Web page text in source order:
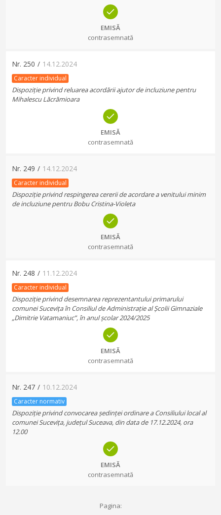
EMISĂ
contrasemnată
Nr. 250 / 14.12.2024
Caracter individual
Dispoziție privind reluarea acordării ajutor de incluziune pentru
Mihalescu Lăcrămioara
EMISĂ
contrasemnată
Nr. 249 / 14.12.2024
Caracter individual
Dispoziție privind respingerea cererii de acordare a venitului minim
de incluziune pentru Bobu Cristina-Violeta
EMISĂ
contrasemnată
Nr. 248 / 11.12.2024
Caracter individual
Dispoziție privind desemnarea reprezentantului primarului
comunei Sucevița în Consiliul de Administrație al Școlii Gimnaziale
„Dimitrie Vatamaniuc”, în anul școlar 2024/2025
EMISĂ
contrasemnată
Nr. 247 / 10.12.2024
Caracter normativ
Dispoziție privind convocarea ședinței ordinare a Consiliului local al
comunei Sucevița, județul Suceava, din data de 17.12.2024, ora
12.00
EMISĂ
contrasemnată
Pagina: